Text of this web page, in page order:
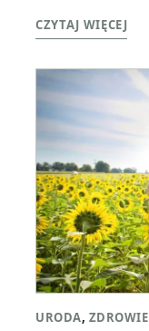
CZYTAJ WIĘCEJ
URODA, ZDROWIE